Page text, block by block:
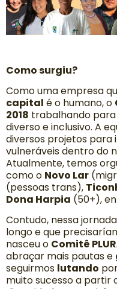
Como surgiu?
Como uma empresa
capital é o humano, o
2018 trabalhando
diverso e inclusivo. A
diversos projetos para
vulneráveis dentro do
Atualmente, temos
como o Novo Lar
(pessoas trans),
Dona Harpia (50+),
Contudo, nessa
longo e que
nasceu o Comitê
abraçar mais pautas e
seguirmos lutando
muito sucesso a partir